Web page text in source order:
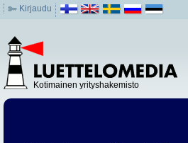
Kirjaudu
Kotimainen yrityshakemisto